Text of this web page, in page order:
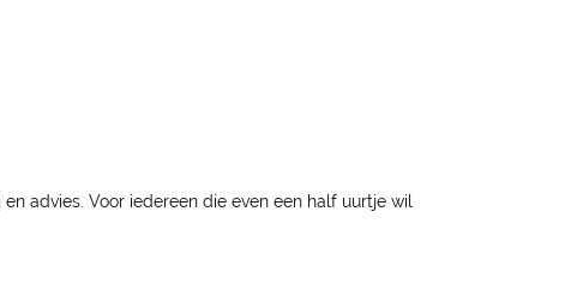
advies. Voor iedereen die even een half uurtje wil